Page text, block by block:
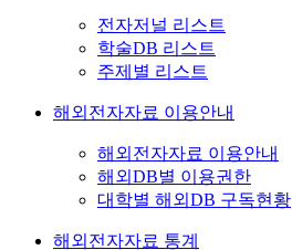
전자저널 리스트
학술DB 리스트
주제별 리스트
해외전자자료 이용안내
해외전자자료 이용안내
해외DB별 이용권한
대학별 해외DB 구독현황
해외전자자료 통계